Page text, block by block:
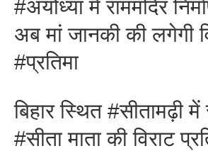
#अयोध्या में राममंदिर
अब मां जानकी की लगेगी
#प्रतिमा
बिहार स्थित #सीतामढ़ी में
#सीता माता की विराट